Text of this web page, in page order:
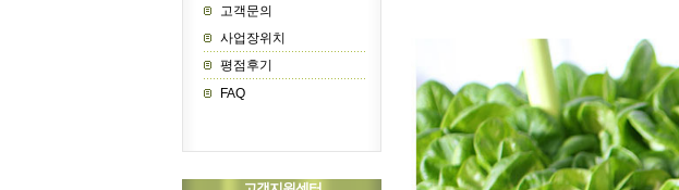
고객문의
사업장위치
평점후기
FAQ